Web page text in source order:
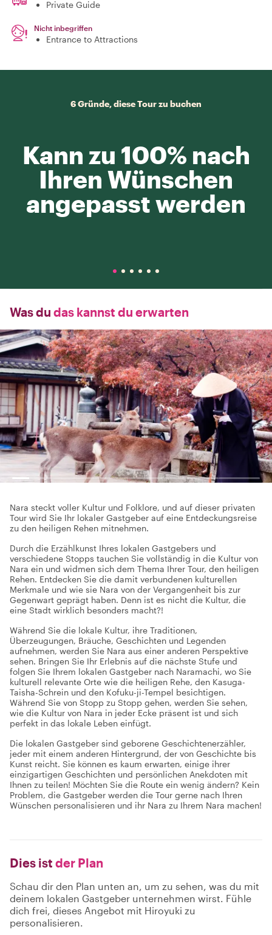
Private Guide
Nicht inbegriffen
Entrance to Attractions
6 Gründe, diese Tour zu buchen
Kann zu 100% nach
Ihren Wünschen
angepasst werden
Was du das kannst du erwarten
Nara steckt voller Kultur und Folklore, und auf dieser privaten
Tour wird Sie Ihr lokaler Gastgeber auf eine Entdeckungsreise
zu den heiligen Rehen mitnehmen.
Durch die Erzählkunst Ihres lokalen Gastgebers und
verschiedene Stopps tauchen Sie vollständig in die Kultur von
Nara ein und widmen sich dem Thema Ihrer Tour, den heiligen
Rehen. Entdecken Sie die damit verbundenen kulturellen
Merkmale und wie sie Nara von der Vergangenheit bis zur
Gegenwart geprägt haben. Denn ist es nicht die Kultur, die
eine Stadt wirklich besonders macht?!
Während Sie die lokale Kultur, ihre Traditionen,
Überzeugungen, Bräuche, Geschichten und Legenden
aufnehmen, werden Sie Nara aus einer anderen Perspektive
sehen. Bringen Sie Ihr Erlebnis auf die nächste Stufe und
folgen Sie Ihrem lokalen Gastgeber nach Naramachi, wo Sie
kulturell relevante Orte wie die heiligen Rehe, den Kasuga-
Taisha-Schrein und den Kofuku-ji-Tempel besichtigen.
Während Sie von Stopp zu Stopp gehen, werden Sie sehen,
wie die Kultur von Nara in jeder Ecke präsent ist und sich
perfekt in das lokale Leben einfügt.
Die lokalen Gastgeber sind geborene Geschichtenerzähler,
jeder mit einem anderen Hintergrund, der von Geschichte bis
Kunst reicht. Sie können es kaum erwarten, einige ihrer
einzigartigen Geschichten und persönlichen Anekdoten mit
Ihnen zu teilen! Möchten Sie die Route ein wenig ändern? Kein
Problem, die Gastgeber werden die Tour gerne nach Ihren
Wünschen personalisieren und ihr Nara zu Ihrem Nara machen!
Dies ist der Plan
Schau dir den Plan unten an, um zu sehen, was du mit
deinem lokalen Gastgeber unternehmen wirst. Fühle
dich frei, dieses Angebot mit Hiroyuki zu
personalisieren.